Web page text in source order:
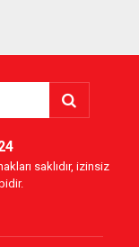
saklıdır, izinsiz